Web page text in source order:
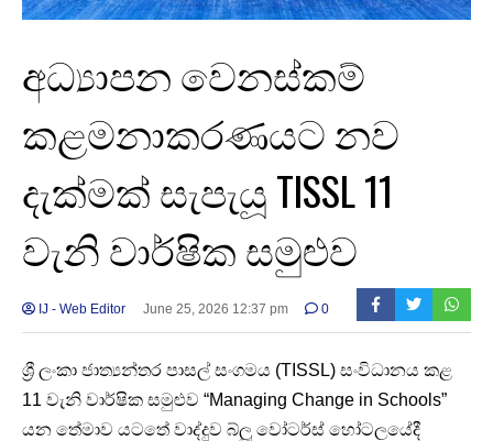
අධ්‍යාපන වෙනස්කම්
කළමනාකරණයට නව
දැක්මක් සැපැයූ TISSL 11
වැනි වාර්ෂික සමුළුව
IJ - Web Editor June 25, 2026 12:37 pm 0
ශ්‍රී ලංකා ජාත්‍යන්තර පාසල් සංගමය (TISSL) සංවිධානය කළ
11 වැනි වාර්ෂික සමුළුව “Managing Change in Schools”
යන තේමාව යටතේ වාද්දුව බ්ලූ වෝටර්ස් හෝටලයේදී